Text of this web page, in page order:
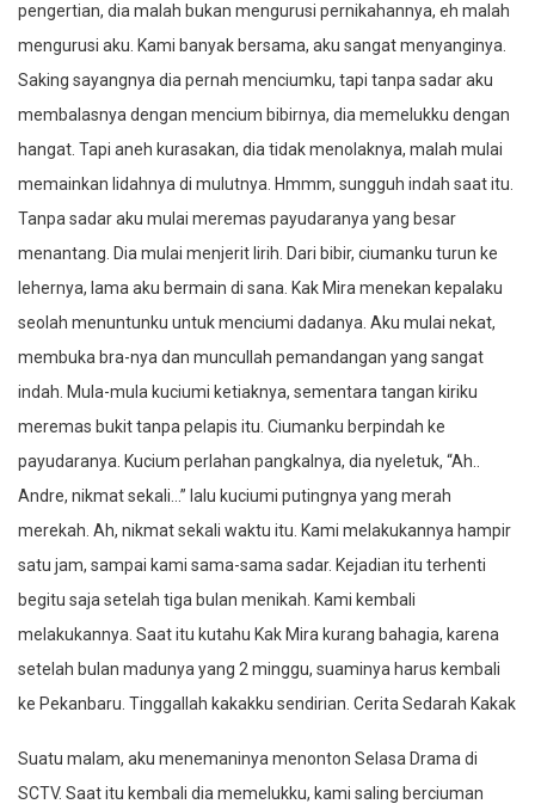
pengertian, dia malah bukan mengurusi pernikahannya, eh malah
mengurusi aku. Kami banyak bersama, aku sangat menyanginya.
Saking sayangnya dia pernah menciumku, tapi tanpa sadar aku
membalasnya dengan mencium bibirnya, dia memelukku dengan
hangat. Tapi aneh kurasakan, dia tidak menolaknya, malah mulai
memainkan lidahnya di mulutnya. Hmmm, sungguh indah saat itu.
Tanpa sadar aku mulai meremas payudaranya yang besar
menantang. Dia mulai menjerit lirih. Dari bibir, ciumanku turun ke
lehernya, lama aku bermain di sana. Kak Mira menekan kepalaku
seolah menuntunku untuk menciumi dadanya. Aku mulai nekat,
membuka bra-nya dan muncullah pemandangan yang sangat
indah. Mula-mula kuciumi ketiaknya, sementara tangan kiriku
meremas bukit tanpa pelapis itu. Ciumanku berpindah ke
payudaranya. Kucium perlahan pangkalnya, dia nyeletuk, “Ah..
Andre, nikmat sekali…” lalu kuciumi putingnya yang merah
merekah. Ah, nikmat sekali waktu itu. Kami melakukannya hampir
satu jam, sampai kami sama-sama sadar. Kejadian itu terhenti
begitu saja setelah tiga bulan menikah. Kami kembali
melakukannya. Saat itu kutahu Kak Mira kurang bahagia, karena
setelah bulan madunya yang 2 minggu, suaminya harus kembali
ke Pekanbaru. Tinggallah kakakku sendirian. Cerita Sedarah Kakak
Suatu malam, aku menemaninya menonton Selasa Drama di
SCTV. Saat itu kembali dia memelukku, kami saling berciuman